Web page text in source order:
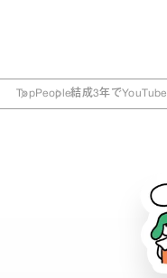
TopPeople結成3年で